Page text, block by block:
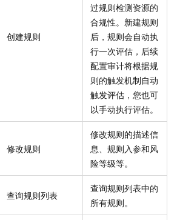
创建规则
过规则检测资源的
合规性。新建规则
后，规则会自动执
行一次评估，后续
配置审计将根据规
则的触发机制自动
触发评估，您也可
以手动执行评估。
修改规则
修改规则的描述信
息、规则入参和风
险等级等。
查询规则列表
查询规则列表中的
所有规则。